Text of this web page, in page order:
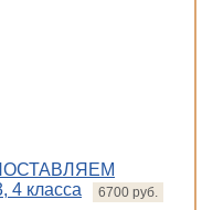
4 класса
6700 руб.